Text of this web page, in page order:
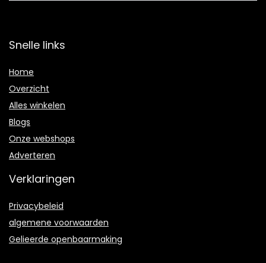
Snelle links
Home
Overzicht
Alles winkelen
Blogs
Onze webshops
Adverteren
Verklaringen
Privacybeleid
algemene voorwaarden
Gelieerde openbaarmaking